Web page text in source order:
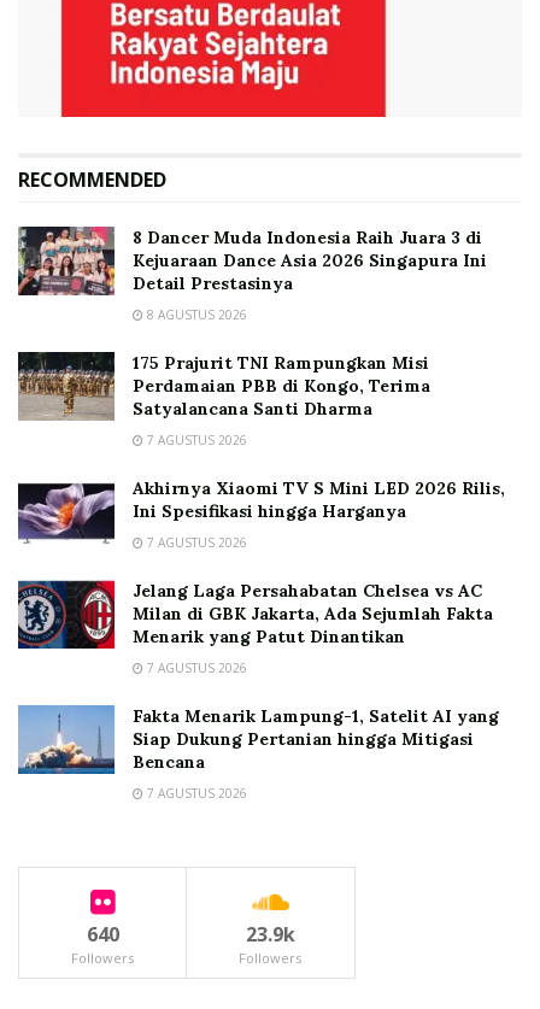
RECOMMENDED
8 Dancer Muda Indonesia Raih Juara 3 di
Kejuaraan Dance Asia 2026 Singapura Ini
Detail Prestasinya
8 AGUSTUS 2026
175 Prajurit TNI Rampungkan Misi
Perdamaian PBB di Kongo, Terima
Satyalancana Santi Dharma
7 AGUSTUS 2026
Akhirnya Xiaomi TV S Mini LED 2026 Rilis,
Ini Spesifikasi hingga Harganya
7 AGUSTUS 2026
Jelang Laga Persahabatan Chelsea vs AC
Milan di GBK Jakarta, Ada Sejumlah Fakta
Menarik yang Patut Dinantikan
7 AGUSTUS 2026
Fakta Menarik Lampung-1, Satelit AI yang
Siap Dukung Pertanian hingga Mitigasi
Bencana
7 AGUSTUS 2026
640
Followers
23.9k
Followers